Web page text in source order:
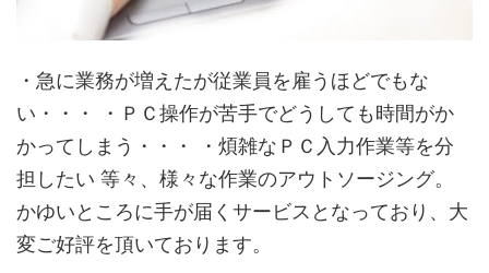
・急に業務が増えたが従業員を雇うほどでもな
い・・・ ・ＰＣ操作が苦手でどうしても時間がか
かってしまう・・・ ・煩雑なＰＣ入力作業等を分
担したい 等々、様々な作業のアウトソージング。
かゆいところに手が届くサービスとなっており、大
変ご好評を頂いております。